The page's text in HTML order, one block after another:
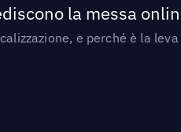
la messa
e perché è la